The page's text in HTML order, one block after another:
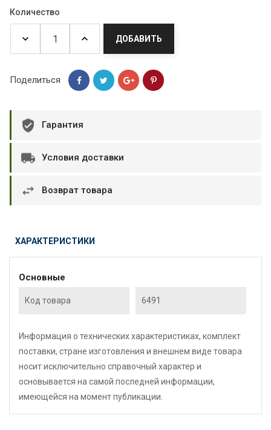
Количество
ДОБАВИТЬ
Поделиться
Гарантия
Условия доставки
Возврат товара
ХАРАКТЕРИСТИКИ
Основные
Код товара 6491
Информация о технических характеристиках, комплект
поставки, стране изготовления и внешнем виде товара
носит исключительно справочный характер и
основывается на самой последней информации,
имеющейся на момент публикации.